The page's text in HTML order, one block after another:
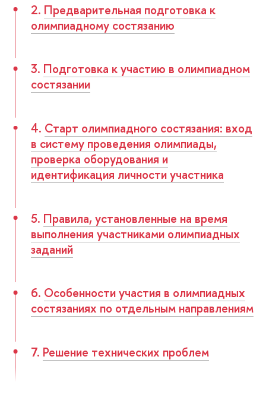
2. Предварительная подготовка к
олимпиадному состязанию
3. Подготовка к участию в олимпиадном
состязании
4. Старт олимпиадного состязания: вход
в систему проведения олимпиады,
проверка оборудования и
идентификация личности участника
5. Правила, установленные на время
выполнения участниками олимпиадных
заданий
6. Особенности участия в олимпиадных
состязаниях по отдельным направлениям
7. Решение технических проблем